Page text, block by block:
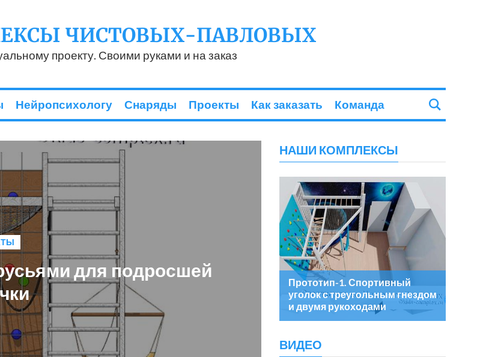
ЧИСТОВЫХ-ПАВЛОВЫХ
проекту. Своими руками и на заказ
Нейропсихологу Снаряды Проекты Как заказать Команда
для подросшей
НАШИ КОМПЛЕКСЫ
Прототип-1. Спортивный
уголок с треугольным гнездом
и двумя рукоходами
ВИДЕО